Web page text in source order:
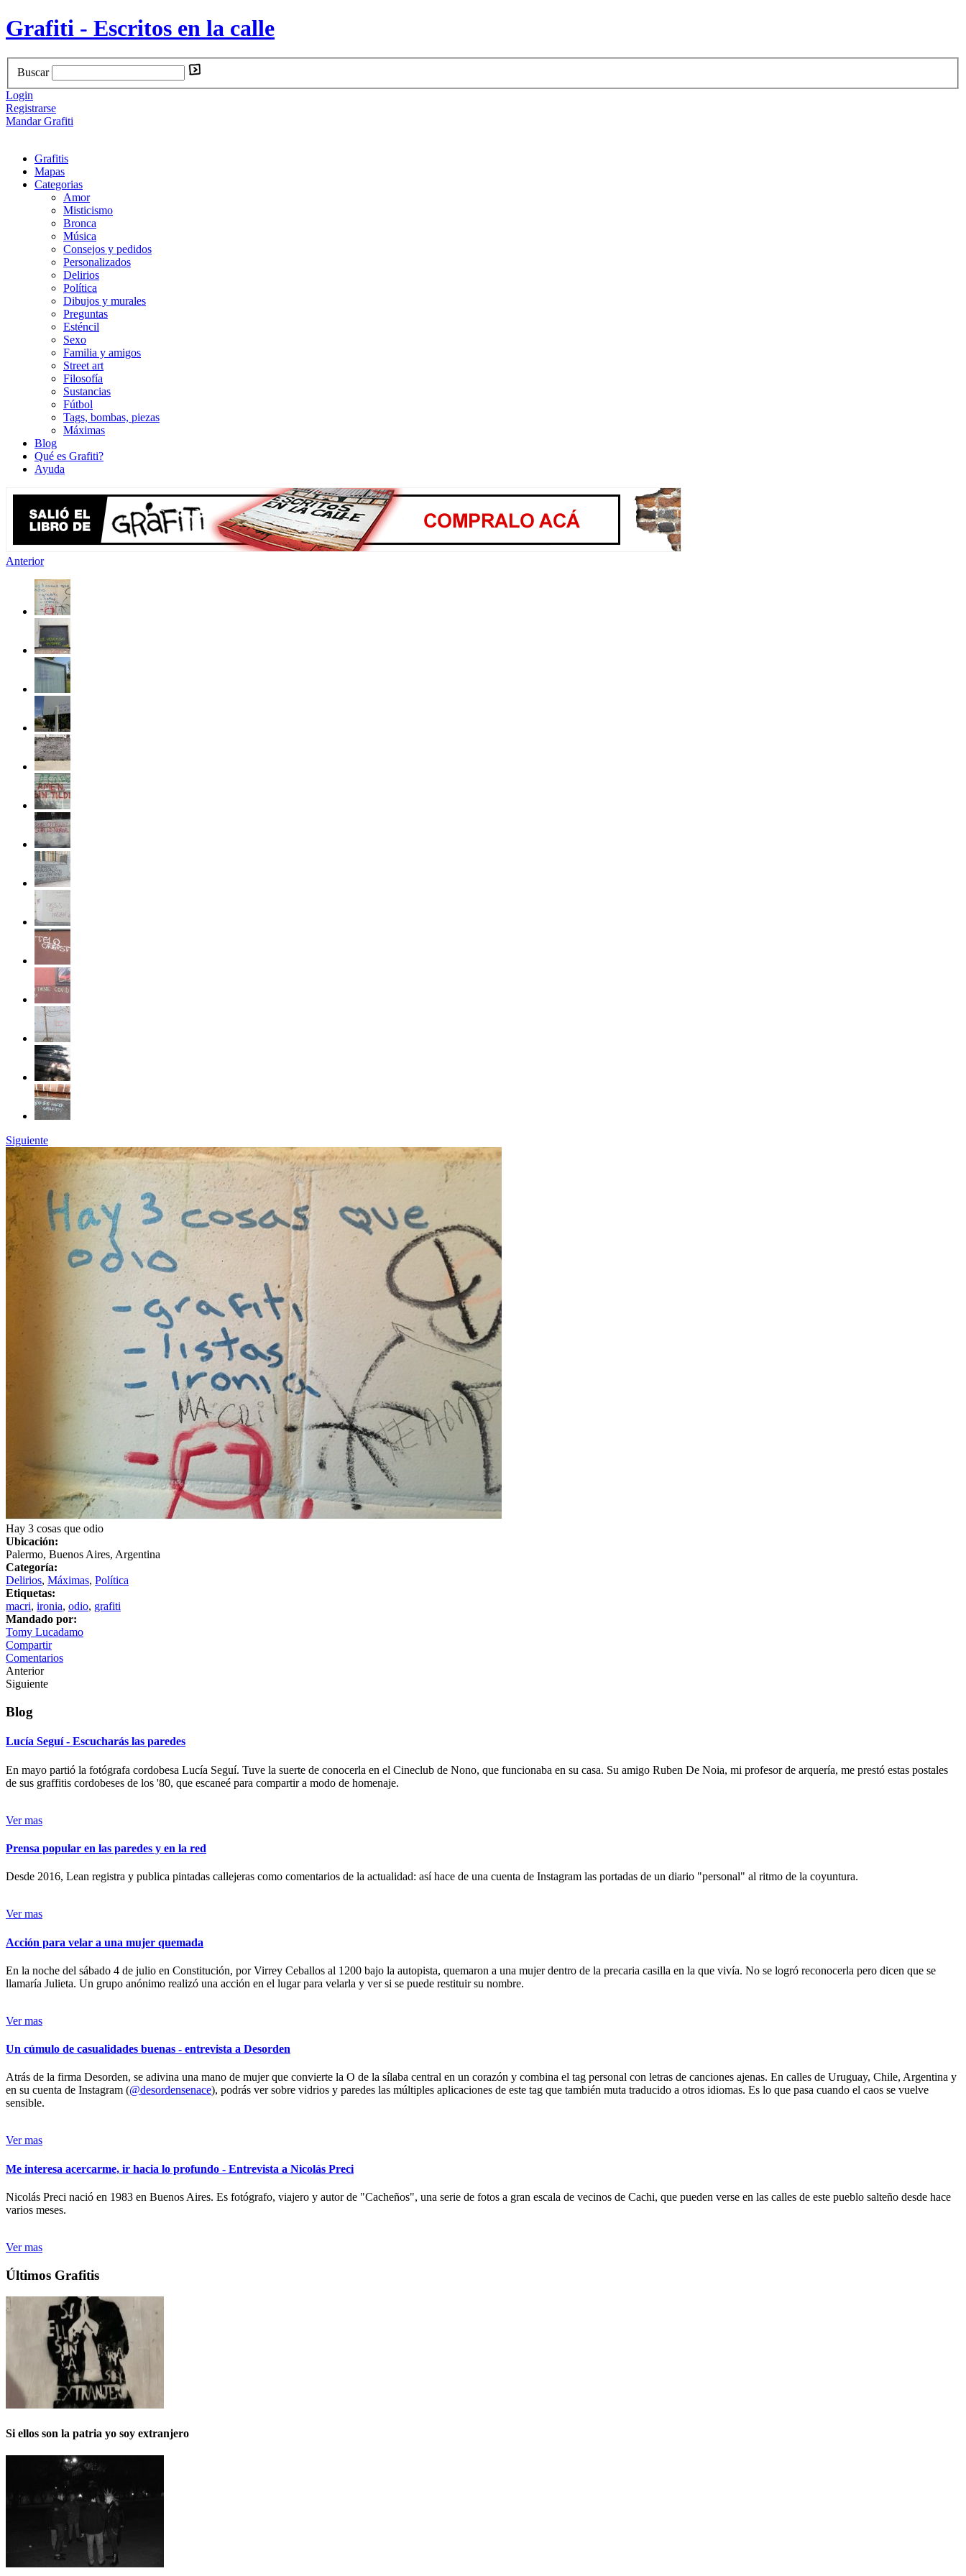
Grafiti - Escritos en la calle
Buscar
Login
Registrarse
Mandar Grafiti
Grafitis
Mapas
Categorias
Amor
Misticismo
Bronca
Música
Consejos y pedidos
Personalizados
Delirios
Política
Dibujos y murales
Preguntas
Esténcil
Sexo
Familia y amigos
Street art
Filosofía
Sustancias
Fútbol
Tags, bombas, piezas
Máximas
Blog
Qué es Grafiti?
Ayuda
Anterior
Siguiente
Hay 3 cosas que odio
Ubicación:
Palermo, Buenos Aires, Argentina
Categoría:
Delirios, Máximas, Política
Etiquetas:
macri, ironia, odio, grafiti
Mandado por:
Tomy Lucadamo
Compartir
Comentarios
Anterior
Siguiente
Blog
Lucía Seguí - Escucharás las paredes
En mayo partió la fotógrafa cordobesa Lucía Seguí. Tuve la suerte de conocerla en el Cineclub de Nono, que funcionaba en su casa. Su amigo Ruben De Noia, mi profesor de arquería, me prestó estas postales
de sus graffitis cordobeses de los '80, que escaneé para compartir a modo de homenaje.
Ver mas
Prensa popular en las paredes y en la red
Desde 2016, Lean registra y publica pintadas callejeras como comentarios de la actualidad: así hace de una cuenta de Instagram las portadas de un diario "personal" al ritmo de la coyuntura.
Ver mas
Acción para velar a una mujer quemada
En la noche del sábado 4 de julio en Constitución, por Virrey Ceballos al 1200 bajo la autopista, quemaron a una mujer dentro de la precaria casilla en la que vivía. No se logró reconocerla pero dicen que se
llamaría Julieta. Un grupo anónimo realizó una acción en el lugar para velarla y ver si se puede restituir su nombre.
Ver mas
Un cúmulo de casualidades buenas - entrevista a Desorden
Atrás de la firma Desorden, se adivina una mano de mujer que convierte la O de la sílaba central en un corazón y combina el tag personal con letras de canciones ajenas. En calles de Uruguay, Chile, Argentina y
en su cuenta de Instagram (@desordensenace), podrás ver sobre vidrios y paredes las múltiples aplicaciones de este tag que también muta traducido a otros idiomas. Es lo que pasa cuando el caos se vuelve
sensible.
Ver mas
Me interesa acercarme, ir hacia lo profundo - Entrevista a Nicolás Preci
Nicolás Preci nació en 1983 en Buenos Aires. Es fotógrafo, viajero y autor de "Cacheños", una serie de fotos a gran escala de vecinos de Cachi, que pueden verse en las calles de este pueblo salteño desde hace
varios meses.
Ver mas
Últimos Grafitis
Si ellos son la patria yo soy extranjero